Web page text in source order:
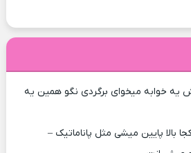
خوابه میخوای برگردی نگو همین یه
بالا پایین میشی مثل پاناماتیک –